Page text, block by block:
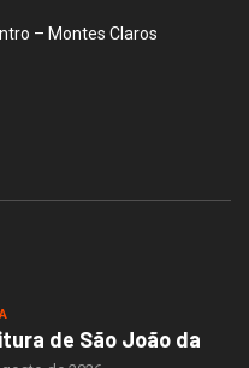
– Montes Claros
de São João da